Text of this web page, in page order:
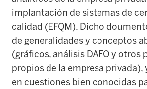
implantación de sistemas de
calidad (EFQM). Dicho
de generalidades y conceptos
(gráficos, análisis DAFO y otros
propios de la empresa privada),
en cuestiones bien conocidas